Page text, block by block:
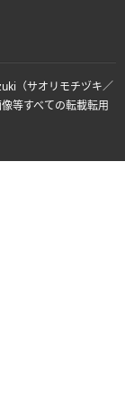
（サオリモチヅキ／
等すべての転載転用